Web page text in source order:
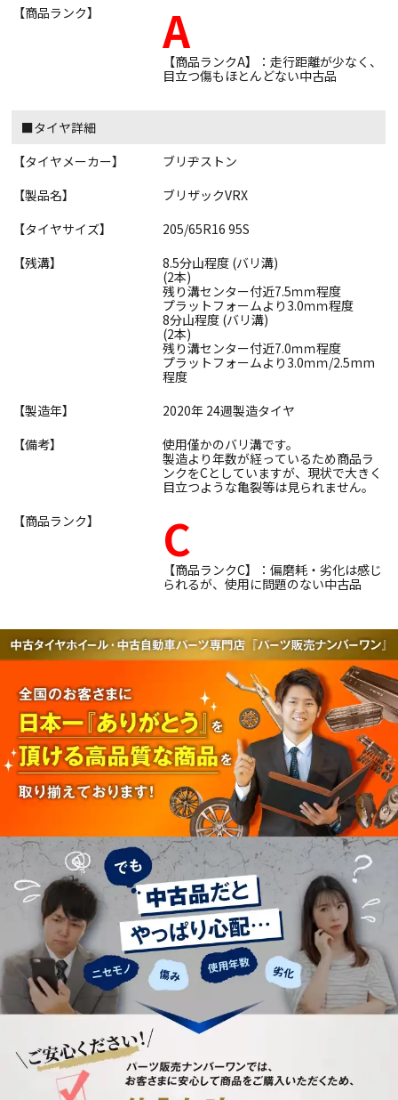
【商品ランク】 A
【商品ランクA】：走行距離が少なく、
目立つ傷もほとんどない中古品
■タイヤ詳細
【タイヤメーカー】
ブリヂストン
【製品名】
ブリザックVRX
【タイヤサイズ】
205/65R16 95S
【残溝】
8.5分山程度 (バリ溝)
(2本)
残り溝センター付近7.5ｍｍ程度
プラットフォームより3.0ｍｍ程度
8分山程度 (バリ溝)
(2本)
残り溝センター付近7.0ｍｍ程度
プラットフォームより3.0ｍｍ/2.5mm
程度
【製造年】
2020年 24週製造タイヤ
【備考】
使用僅かのバリ溝です。
製造より年数が経っているため商品ラ
ンクをCとしていますが、現状で大きく
目立つような亀裂等は見られません。
【商品ランク】
C
【商品ランクC】：偏磨耗・劣化は感じ
られるが、使用に問題のない中古品